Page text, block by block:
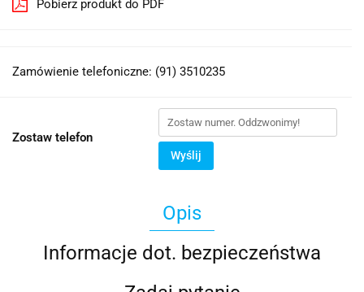
Pobierz produkt do PDF
Zamówienie telefoniczne: (91) 3510235
Zostaw telefon
Wyślij
Opis
Informacje dot. bezpieczeństwa